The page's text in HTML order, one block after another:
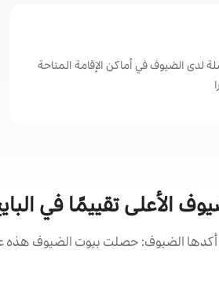
الضيوف في أماكن الإقامة المتاحة
الأعلى تقييمًا في
الضيوف: حصلت بيوت الضيوف هذه